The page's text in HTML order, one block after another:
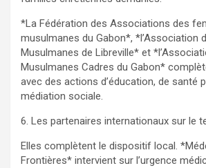
*La Fédération des Associations des
musulmanes du Gabon*, *l’Association
Musulmanes de Libreville* et
Musulmanes Cadres du Gabon*
avec des actions d’éducation, de santé
médiation sociale.
6. Les partenaires internationaux sur le
Elles complètent le dispositif local.
Frontières* intervient sur l’urgence